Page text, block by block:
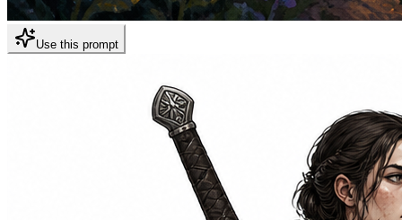
Use this prompt